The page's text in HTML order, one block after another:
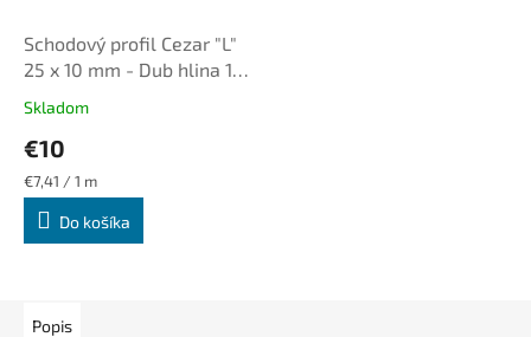
Schodový profil Cezar "L"
25 x 10 mm - Dub hlina 14,
Skladom
€10
Jednotková
cena:
€7,41 / 1 m
Do košíka
Popis